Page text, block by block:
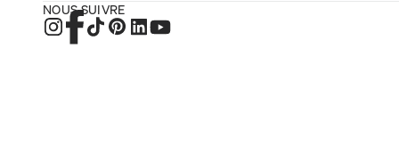
NOUS SUIVRE